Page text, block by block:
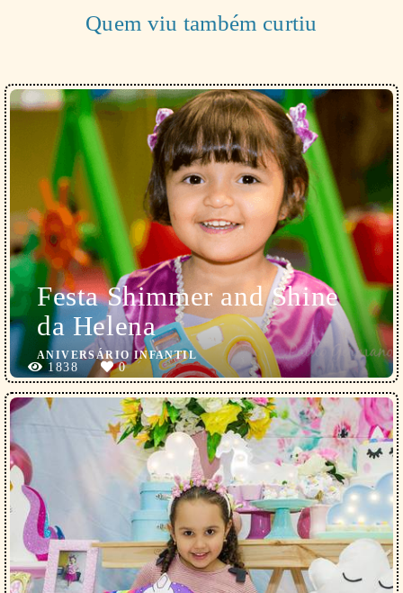
Quem viu também curtiu
Festa Shimmer and Shine
da Helena
ANIVERSÁRIO INFANTIL
1838 0